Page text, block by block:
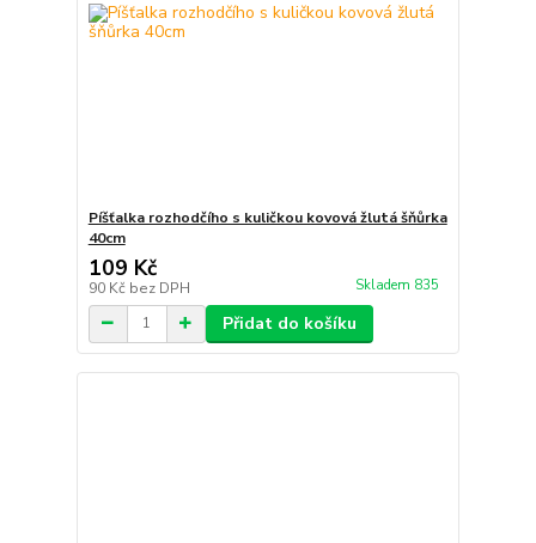
Píšťalka rozhodčího s kuličkou kovová žlutá šňůrka
40cm
109 Kč
90 Kč bez DPH Skladem 835
Přidat do košíku